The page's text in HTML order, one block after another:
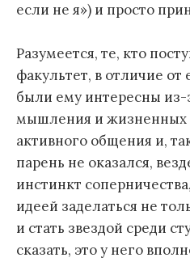
если не я») и просто
Разумеется, те, кто
факультет, в отличие от
были ему интересны из-
мышления и жизненных
активного общения и,
парень не оказался,
инстинкт
идеей заделаться не
и стать звездой среди
сказать, это у него